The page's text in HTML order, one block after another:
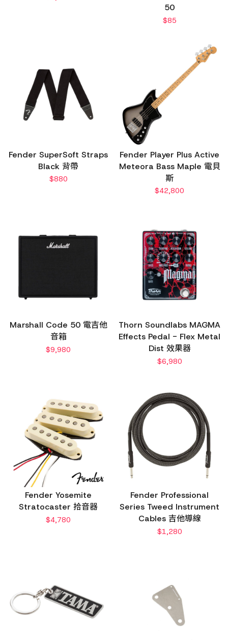
50
$85
Fender SuperSoft Straps
Black 背帶
$880
Fender Player Plus Active
Meteora Bass Maple 電貝
斯
$42,800
Marshall Code 50 電吉他
音箱
$9,980
Thorn Soundlabs MAGMA
Effects Pedal - Flex Metal
Dist 效果器
$6,980
Fender Yosemite
Stratocaster 拾音器
$4,780
Fender Professional
Series Tweed Instrument
Cables 吉他導線
$1,280